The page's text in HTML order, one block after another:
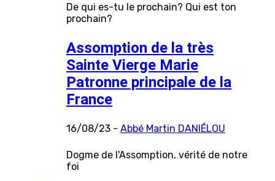
De qui es-tu le prochain? Qui est ton
prochain?
Assomption de la très
Sainte Vierge Marie
Patronne principale de la
France
16/08/23 - Abbé Martin DANIÉLOU
Dogme de l'Assomption, vérité de notre
foi